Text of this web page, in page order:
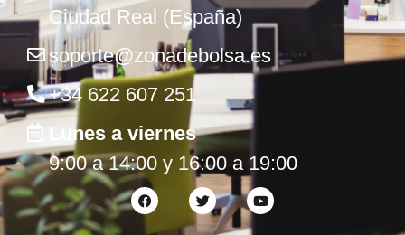
Ciudad Real (España)
soporte@zonadebolsa.es
+34 622 607 251
Lunes a viernes
9:00 a 14:00 y 16:00 a 19:00